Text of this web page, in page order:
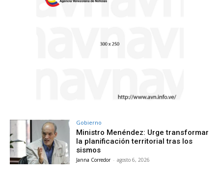
Gobierno
Ministro Menéndez: Urge transformar
la planificación territorial tras los
sismos
Janna Corredor - agosto 6, 2026